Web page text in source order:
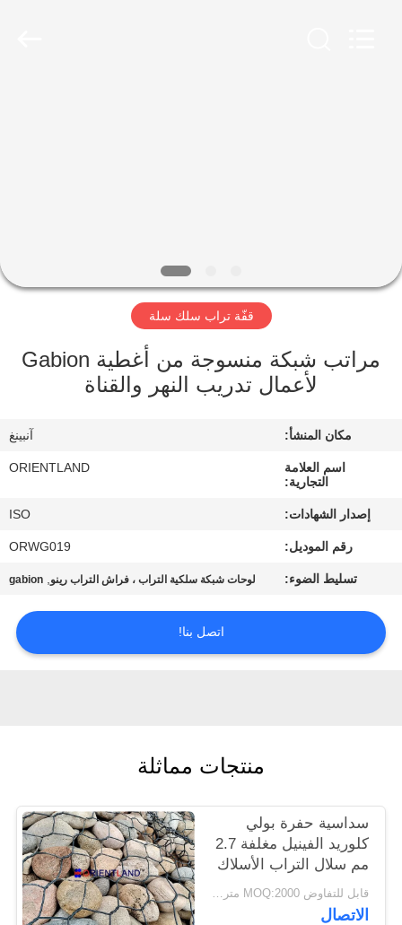
عنا
في
مراقبة
الجودة
أخبار
الموقع
PRIVACY
POLICY
قفّة تراب سلك سلة
مراتب شبكة منسوجة من أغطية Gabion
لأعمال تدريب النهر والقناة
مكان المنشأ: آنبينغ
اسم العلامة
التجارية:
ORIENTLAND
إصدار الشهادات: ISO
رقم الموديل: ORWG019
تسليط الضوء: لوحات شبكة سلكية التراب ، فراش التراب رينو,
gabion
اتصل بنا!
منتجات مماثلة
سداسية حفرة بولي
كلوريد الفينيل مغلفة 2.7
مم سلال التراب الأسلاك
1 م × 1 م × 2 م
قابل للتفاوض MOQ:2000 متر مربع
الاتصال